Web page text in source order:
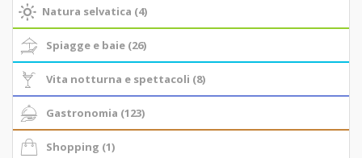
Natura selvatica (4)
Spiagge e baie (26)
Vita notturna e spettacoli (8)
Gastronomia (123)
Shopping (1)